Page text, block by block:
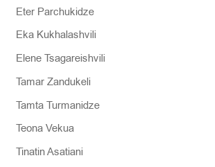
Eter Parchukidze
Eka Kukhalashvili
Elene Tsagareishvili
Tamar Zandukeli
Tamta Turmanidze
Teona Vekua
Tinatin Asatiani